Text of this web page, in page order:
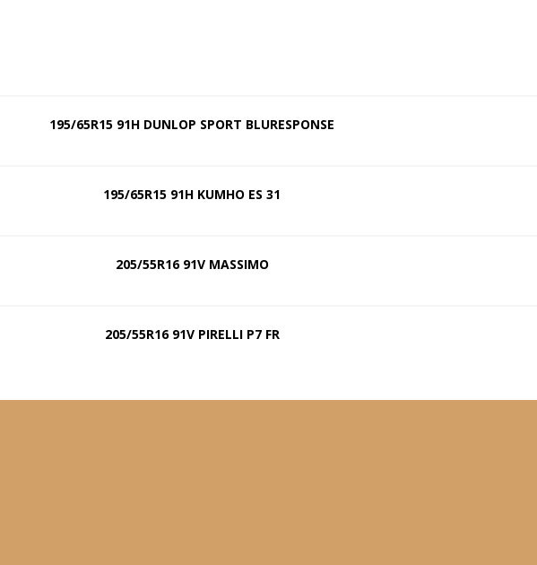
195/65R15 91H DUNLOP SPORT BLURESPONSE
195/65R15 91H KUMHO ES 31
205/55R16 91V MASSIMO
205/55R16 91V PIRELLI P7 FR